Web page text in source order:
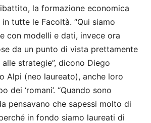
la formazione economica
tutte le Facoltà. “Qui siamo
con modelli e dati, invece ora
da un punto di vista prettamente
strategie”, dicono Diego
Alpi (neo laureato), anche loro
dei ‘romani’. “Quando sono
pensavano che sapessi molto di
in fondo siamo laureati di